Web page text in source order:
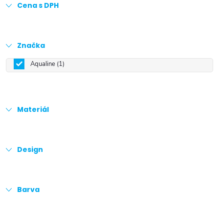
Cena s DPH
Značka
Aqualine 1
Materiál
Design
Barva